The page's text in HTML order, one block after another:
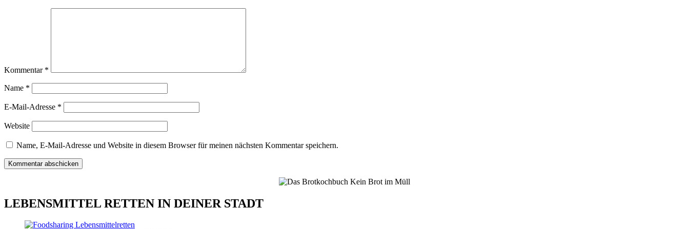
Kommentar *
Name *
E-Mail-Adresse *
Website
Name, E-Mail-Adresse und Website in diesem Browser für meinen nächsten Kommentar speichern.
LEBENSMITTEL RETTEN IN DEINER STADT